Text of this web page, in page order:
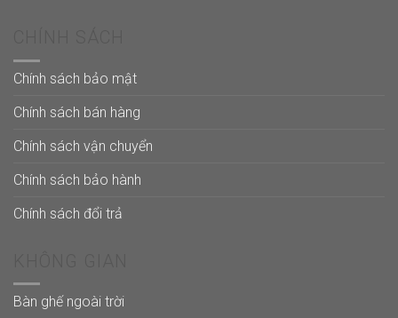
Chính sách bảo mật
Chính sách bán hàng
Chính sách vận chuyển
Chính sách bảo hành
Chính sách đổi trả
Bàn ghế ngoài trời